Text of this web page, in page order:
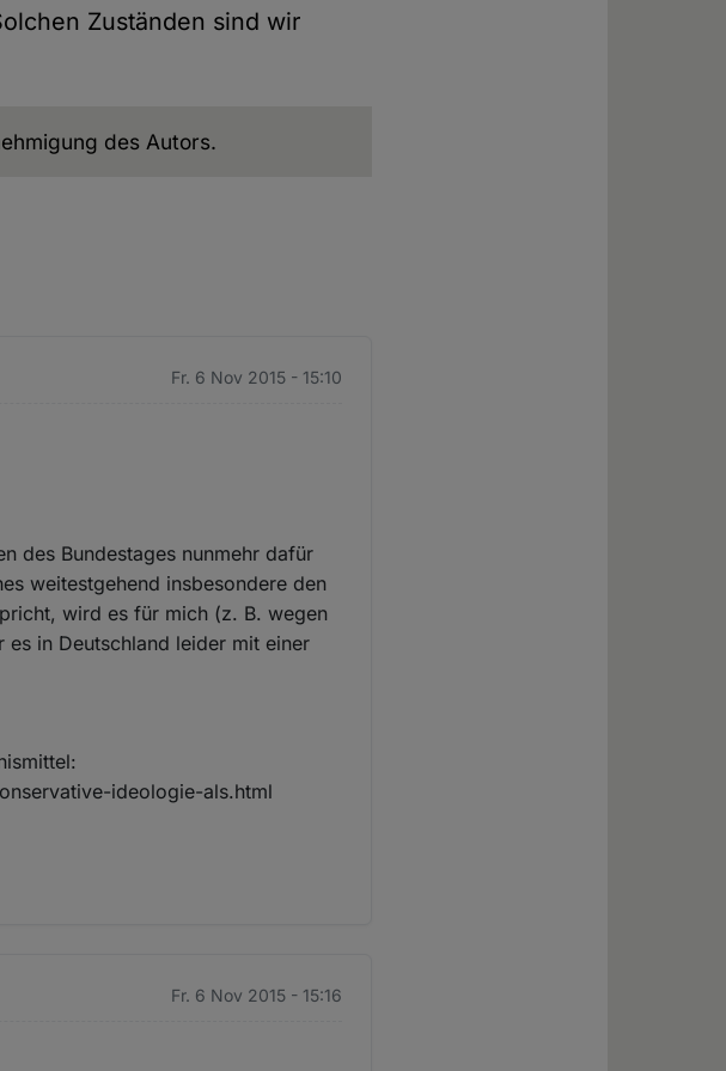
Zuständen sind wir
des Autors.
Fr. 6 Nov 2015 - 15:10
des Bundestages nunmehr dafür
weitestgehend insbesondere den
wird es für mich (z. B. wegen
es in Deutschland leider mit einer
ideologie-als.html
Fr. 6 Nov 2015 - 15:16